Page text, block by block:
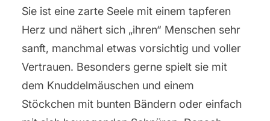
Sie ist eine zarte Seele mit einem tapferen
Herz und nähert sich „ihren“ Menschen sehr
sanft, manchmal etwas vorsichtig und voller
Vertrauen. Besonders gerne spielt sie mit
dem Knuddelmäuschen und einem
Stöckchen mit bunten Bändern oder einfach